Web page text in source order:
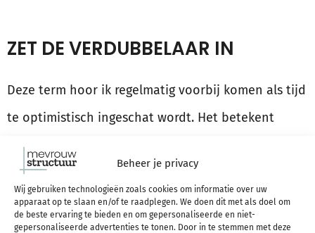
Beheer je privacy
Wij gebruiken technologieën zoals cookies om informatie over uw
apparaat op te slaan en/of te raadplegen. We doen dit met als doel om
de beste ervaring te bieden en om gepersonaliseerde en niet-
gepersonaliseerde advertenties te tonen. Door in te stemmen met deze
ZET DE VERDUBBELAAR IN
Deze term hoor ik regelmatig voorbij komen als tijd
te optimistisch ingeschat wordt. Het betekent
letterlijk de tijdsinschatting verdubbelen.
fallacyheet het,
het fenomeen dat je standaard te
weinig tijd inschat.Tony Crabbe adviseert in zijn
boekNooit meer te drukde volgende handvaten